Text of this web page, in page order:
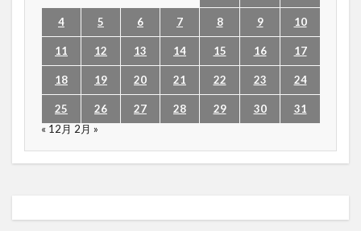
4 5 6 7 8 9 10
11 12 13 14 15 16 17
18 19 20 21 22 23 24
25 26 27 28 29 30
31
« 12月 2月 »